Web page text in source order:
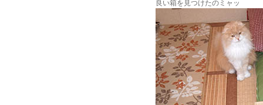
良い箱を見つけたのミャッ